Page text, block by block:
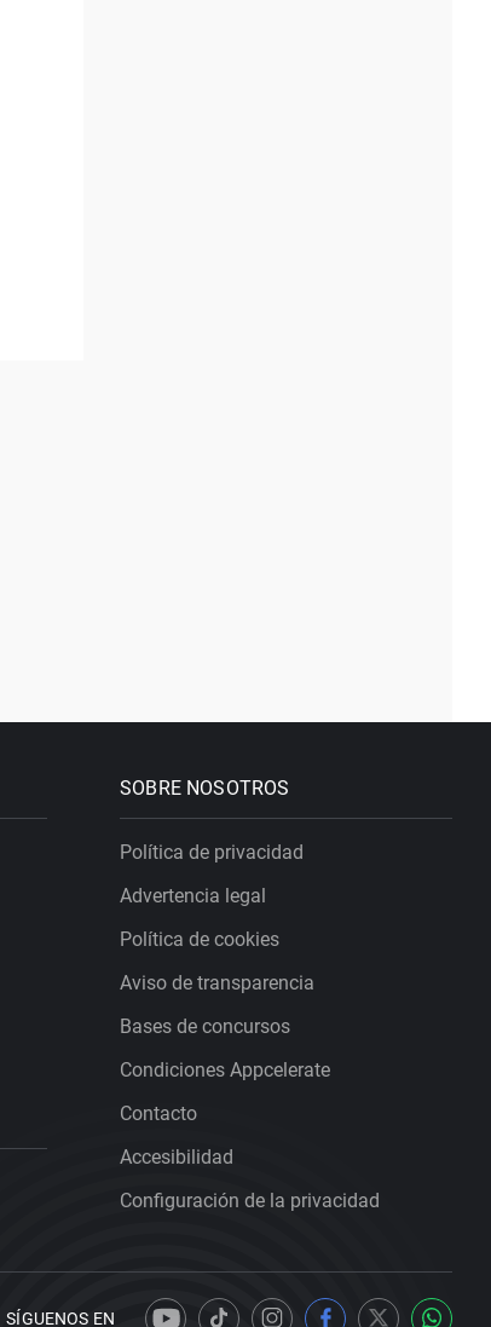
SOBRE NOSOTROS
Política de privacidad
Advertencia legal
Política de cookies
Aviso de transparencia
Bases de concursos
Condiciones Appcelerate
Contacto
Accesibilidad
Configuración de la privacidad
SÍGUENOS EN